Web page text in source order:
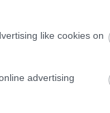
like cookies on
advertising